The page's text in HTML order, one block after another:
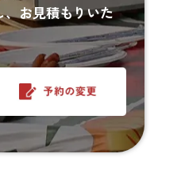
お見積もりいた